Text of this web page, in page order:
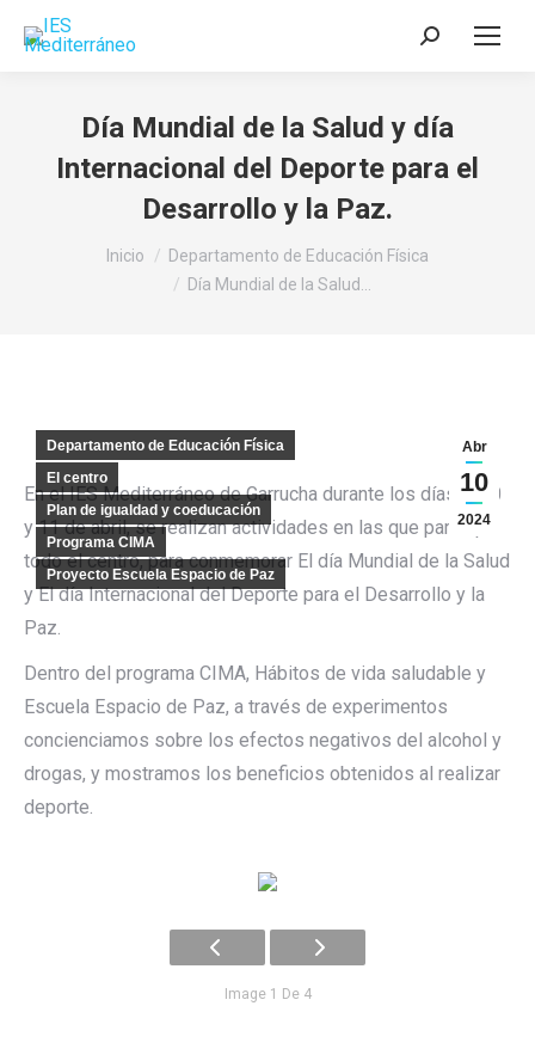
Buscar:
Día Mundial de la Salud y día
Internacional del Deporte para el
Desarrollo y la Paz.
Estás aquí:Inicio
Departamento de Educación Física
Día Mundial de la Salud…
Abr
10
2024
Departamento de Educación Física
El centro
Plan de igualdad y coeducación
Programa CIMA
Proyecto Escuela Espacio de Paz
En el IES Mediterráneo de Garrucha durante los días 9, 10
y 11 de abril, se realizan actividades en las que participa
todo el centro, para conmemorar El día Mundial de la Salud
y El día Internacional del Deporte para el Desarrollo y la
Paz.
Dentro del programa CIMA, Hábitos de vida saludable y
Escuela Espacio de Paz, a través de experimentos
concienciamos sobre los efectos negativos del alcohol y
drogas, y mostramos los beneficios obtenidos al realizar
deporte.
Image 1 De 4